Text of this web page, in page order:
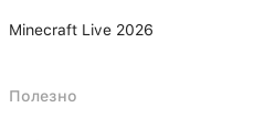
Minecraft Live 2026
Полезно